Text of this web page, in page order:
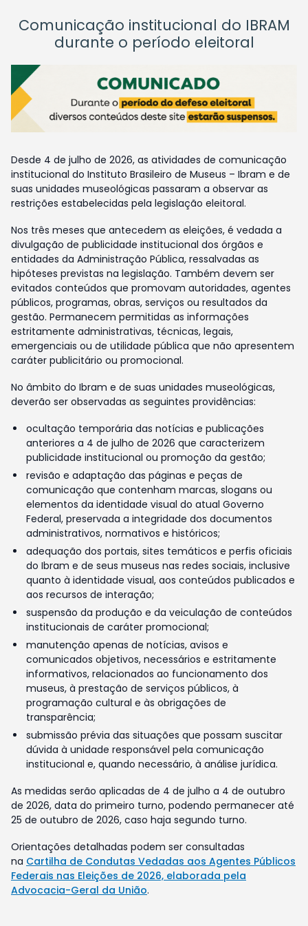
Comunicação institucional do IBRAM
durante o período eleitoral
Desde 4 de julho de 2026, as atividades de comunicação
institucional do Instituto Brasileiro de Museus – Ibram e de
suas unidades museológicas passaram a observar as
restrições estabelecidas pela legislação eleitoral.
Nos três meses que antecedem as eleições, é vedada a
divulgação de publicidade institucional dos órgãos e
entidades da Administração Pública, ressalvadas as
hipóteses previstas na legislação. Também devem ser
evitados conteúdos que promovam autoridades, agentes
públicos, programas, obras, serviços ou resultados da
gestão. Permanecem permitidas as informações
estritamente administrativas, técnicas, legais,
emergenciais ou de utilidade pública que não apresentem
caráter publicitário ou promocional.
No âmbito do Ibram e de suas unidades museológicas,
deverão ser observadas as seguintes providências:
ocultação temporária das notícias e publicações
anteriores a 4 de julho de 2026 que caracterizem
publicidade institucional ou promoção da gestão;
revisão e adaptação das páginas e peças de
comunicação que contenham marcas, slogans ou
elementos da identidade visual do atual Governo
Federal, preservada a integridade dos documentos
administrativos, normativos e históricos;
adequação dos portais, sites temáticos e perfis oficiais
do Ibram e de seus museus nas redes sociais, inclusive
quanto à identidade visual, aos conteúdos publicados e
aos recursos de interação;
suspensão da produção e da veiculação de conteúdos
institucionais de caráter promocional;
manutenção apenas de notícias, avisos e
comunicados objetivos, necessários e estritamente
informativos, relacionados ao funcionamento dos
museus, à prestação de serviços públicos, à
programação cultural e às obrigações de
transparência;
submissão prévia das situações que possam suscitar
dúvida à unidade responsável pela comunicação
institucional e, quando necessário, à análise jurídica.
As medidas serão aplicadas de 4 de julho a 4 de outubro
de 2026, data do primeiro turno, podendo permanecer até
25 de outubro de 2026, caso haja segundo turno.
Orientações detalhadas podem ser consultadas
na Cartilha de Condutas Vedadas aos Agentes Públicos
Federais nas Eleições de 2026, elaborada pela
Advocacia-Geral da União.